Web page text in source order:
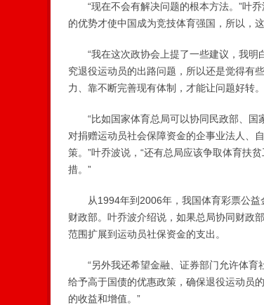
“现在不会有解决问题的根本方法。”叶乔
的优势才使中国成为竞技体育强国，所以，
“我在这次政协会上提了一些建议，我明
究退役运动员的出路问题，所以还是觉得有
力、靠不断完善现有体制，才能让问题好转。
“比如国家体育总局可以协同民政部、国
对捐赠运动员社会保障资金的企事业法人、
策。”叶乔波说，“还有总局应该争取体育扶
措。”
从1994年到2006年，我国体育彩票公益
财政部。叶乔波介绍说，如果总局协同财政
范围扩展到运动员社保资金的支出。
“另外我还希望金融、证券部门允许体育
给予高于国债的优惠政策，确保退役运动员
的收益和增值。”